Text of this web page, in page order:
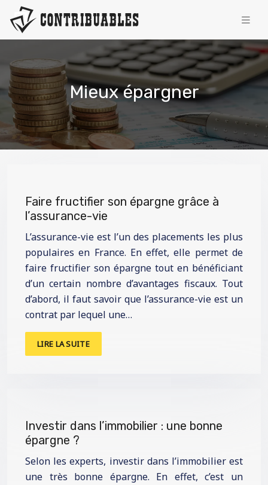
Mieux épargner
Faire fructifier son épargne grâce à
l’assurance-vie
L’assurance-vie est l’un des placements les plus
populaires en France. En effet, elle permet de
faire fructifier son épargne tout en bénéficiant
d’un certain nombre d’avantages fiscaux. Tout
d’abord, il faut savoir que l’assurance-vie est un
contrat par lequel une…
LIRE LA SUITE
Investir dans l’immobilier : une bonne
épargne ?
Selon les experts, investir dans l’immobilier est
une très bonne épargne. En effet, c’est un